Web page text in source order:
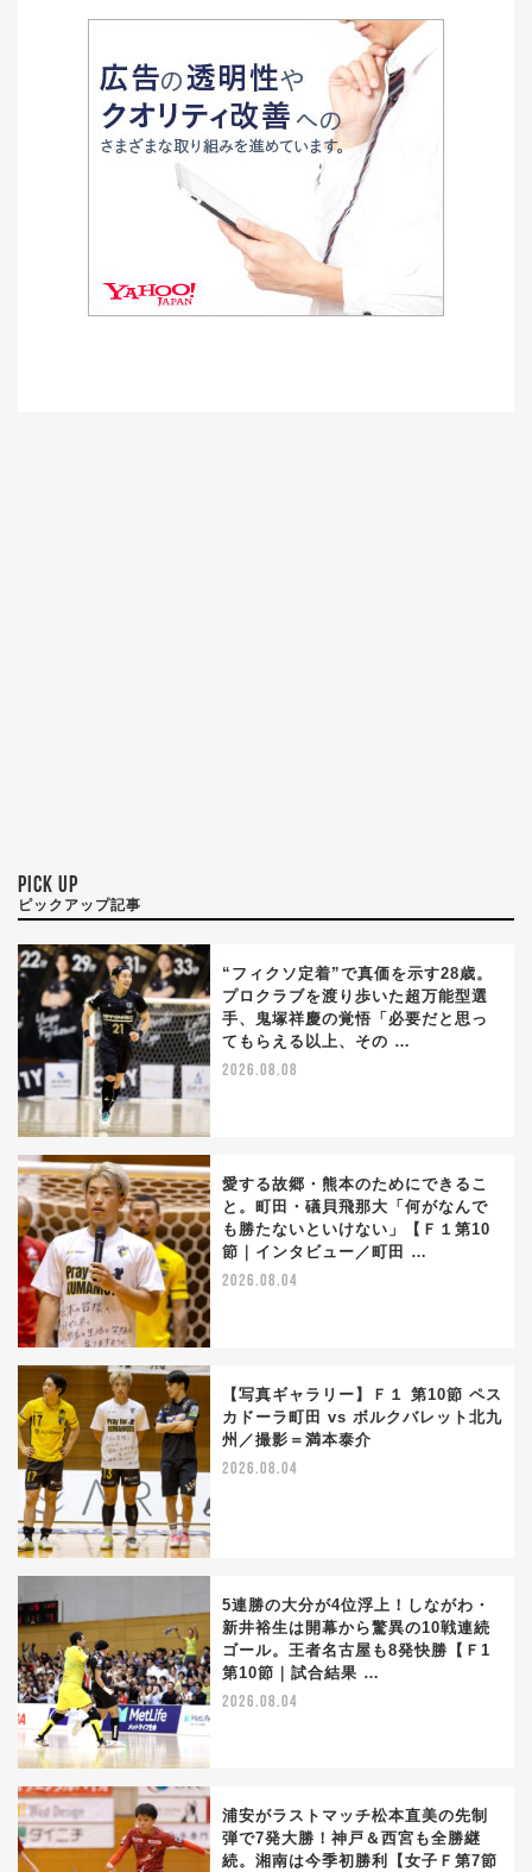
PICK UP
ピックアップ記事
“フィクソ定着”で真価を示す28歳。
プロクラブを渡り歩いた超万能型選
手、鬼塚祥慶の覚悟「必要だと思っ
てもらえる以上、その …
2026.08.08
愛する故郷・熊本のためにできるこ
と。町田・礒貝飛那大「何がなんで
も勝たないといけない」【Ｆ１第10
節｜インタビュー／町田 …
2026.08.04
【写真ギャラリー】Ｆ１ 第10節 ペス
カドーラ町田 vs ボルクバレット北九
州／撮影＝満本泰介
2026.08.04
5連勝の大分が4位浮上！しながわ・
新井裕生は開幕から驚異の10戦連続
ゴール。王者名古屋も8発快勝【Ｆ1
第10節｜試合結果 …
2026.08.04
浦安がラストマッチ松本直美の先制
弾で7発大勝！神戸＆西宮も全勝継
続。湘南は今季初勝利【女子Ｆ第7節